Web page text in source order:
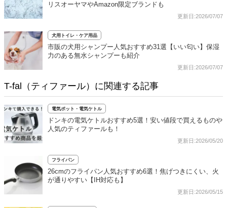
リスオーヤマやAmazon限定ブランドも
更新日:2026/07/07
犬用トイレ・ケア用品
市販の犬用シャンプー人気おすすめ31選【いい匂い】保湿
力のある無水シャンプーも紹介
更新日:2026/07/07
T-fal（ティファール）に関連する記事
電気ポット・電気ケトル
ドンキの電気ケトルおすすめ5選！安い値段で買えるものや
人気のティファールも！
更新日:2026/05/20
フライパン
26cmのフライパン人気おすすめ6選！焦げつきにくい、火
が通りやすい【IH対応も】
更新日:2026/05/15